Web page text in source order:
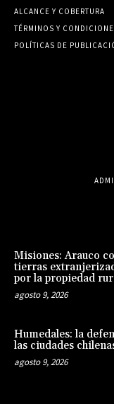
ALCANCE Y COBERTURA
TÉRMINOS Y
POLÍTICAS DE
Misiones: Arauco
tierras
por la propiedad
agosto 9, 2026
Humedales: la
las ciudades
agosto 9, 2026